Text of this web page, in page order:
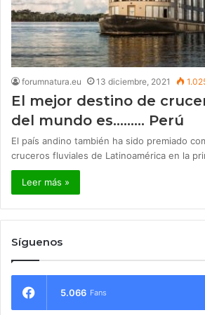
forumnatura.eu 13 diciembre, 2021
El mejor destino de
del mundo es……… Perú
El país andino también ha sido premiado
cruceros fluviales de Latinoamérica en la
Leer más »
Síguenos
5.066 Fans